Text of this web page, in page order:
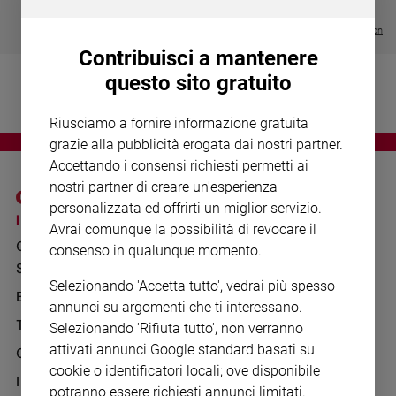
Devozione
fede
giorno
Santo
del
Società
e
valori
Visualizza tutte le collection
I SITI SAN PAOLO
GRUPPO EDITORIALE
SAN PAOLO
BENESSERE
TELENOVA
GAZZETTA D'ALBA
IL GIORNALINO
NOTE LEGALI
PRIVACY POLICY
WHISTLEBLOWING
SOCIAL
Contribuisci a mantenere
questo sito gratuito
Riusciamo a fornire informazione gratuita
grazie alla pubblicità erogata dai nostri partner.
Accettando i consensi richiesti permetti ai
nostri partner di creare un'esperienza
personalizzata ed offrirti un miglior servizio.
Avrai comunque la possibilità di revocare il
consenso in qualunque momento.
Selezionando 'Accetta tutto', vedrai più spesso
annunci su argomenti che ti interessano.
Selezionando 'Rifiuta tutto', non verranno
attivati annunci Google standard basati su
cookie o identificatori locali; ove disponibile
potranno essere richiesti annunci limitati.